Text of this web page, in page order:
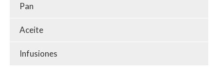
Pan
Aceite
Infusiones